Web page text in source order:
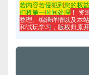
若内容若侵犯到您的权
们将第一时间处理 ！ 资
整理、编辑详情以及本
和试玩学习，版权归原开